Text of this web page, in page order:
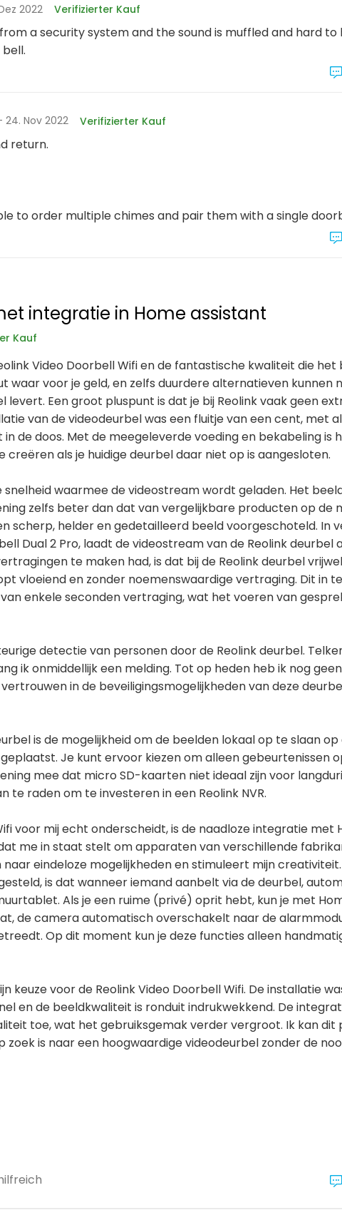
2022 Verifizierter Kauf
a security system and the sound is muffled and hard to
24. Nov 2022 Verifizierter Kauf
return.
to order multiple chimes and pair them with a single
integratie in Home assistant
Kauf
Video Doorbell Wifi en de fantastische kwaliteit die het
waar voor je geld, en zelfs duurdere alternatieven kunnen
Een groot pluspunt is dat je bij Reolink vaak geen
van de videodeurbel was een fluitje van een cent, met
de doos. Met de meegeleverde voeding en bekabeling is
als je huidige deurbel daar niet op is aangesloten.
waarmee de videostream wordt geladen. Het
zelfs beter dan dat van vergelijkbare producten op de
scherp, helder en gedetailleerd beeld voorgeschoteld. In
Dual 2 Pro, laadt de videostream van de Reolink deurbel
te maken had, is dat bij de Reolink deurbel
vloeiend en zonder noemenswaardige vertraging. Dit in
enkele seconden vertraging, wat het voeren van
detectie van personen door de Reolink deurbel.
ik onmiddellijk een melding. Tot op heden heb ik nog
in de beveiligingsmogelijkheden van deze
is de mogelijkheid om de beelden lokaal op te slaan
Je kunt ervoor kiezen om alleen gebeurtenissen
mee dat micro SD-kaarten niet ideaal zijn voor
te raden om te investeren in een Reolink NVR.
voor mij echt onderscheidt, is de naadloze integratie met
me in staat stelt om apparaten van verschillende
eindeloze mogelijkheden en stimuleert mijn
is dat wanneer iemand aanbelt via de deurbel,
Als je een ruime (privé) oprit hebt, kun je met
de camera automatisch overschakelt naar de
Op dit moment kun je deze functies alleen
keuze voor de Reolink Video Doorbell Wifi. De installatie
en de beeldkwaliteit is ronduit indrukwekkend. De
toe, wat het gebruiksgemak verder vergroot. Ik kan dit
is naar een hoogwaardige videodeurbel zonder de